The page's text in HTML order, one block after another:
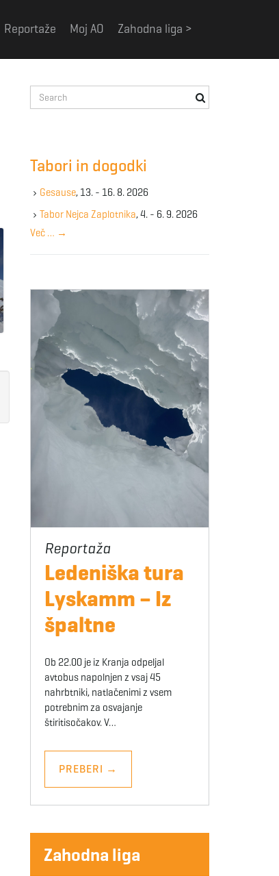
Reportaže Moj AO Zahodna liga >
e
e
y
w
r
Tabori in dogodki
Gesause, 13. - 16. 8. 2026
Tabor Nejca Zaplotnika, 4. - 6. 9. 2026
Več … →
Ledeniška tura
Lyskamm – Iz
špaltne
Ob 22.00 je iz Kranja odpeljal
avtobus napolnjen z vsaj 45
nahrbtniki, natlačenimi z vsem
potrebnim za osvajanje
štiritisočakov. V…
PREBERI →
Zahodna liga